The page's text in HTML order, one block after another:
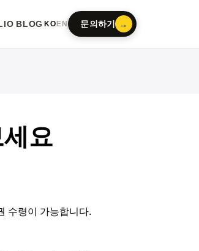
BLOG KO EN 문의하기 →
요
수령이 가능합니다.